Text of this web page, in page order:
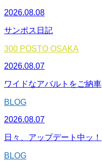
2026.08.08
サンポス日記
300 POSTO OSAKA
2026.08.07
ワイドなアバルトをご納車
BLOG
2026.08.07
日々、アップデート中ッ！
BLOG